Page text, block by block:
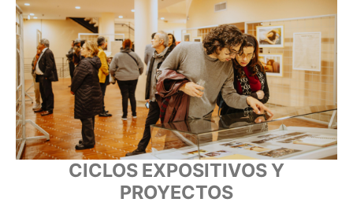
CICLOS EXPOSITIVOS Y
PROYECTOS